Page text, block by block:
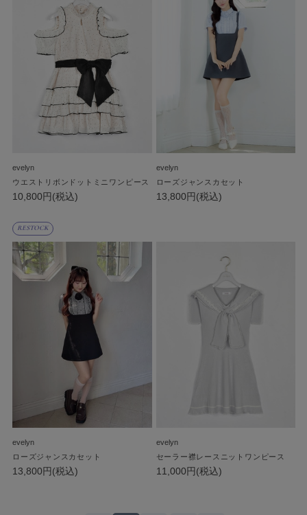
evelyn
ウエストリボンドットミニワンピース
10,800円(税込)
evelyn
ローズジャンスカセット
13,800円(税込)
RESTOCK
evelyn
ローズジャンスカセット
13,800円(税込)
evelyn
セーラー襟レースニットワンピース
11,000円(税込)